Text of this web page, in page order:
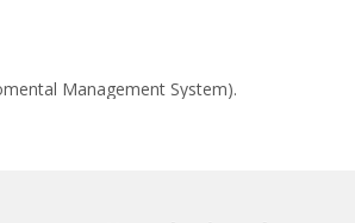
Management System).